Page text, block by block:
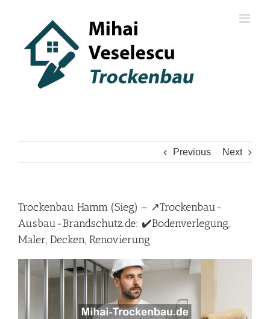
Previous Next
Trockenbau Hamm (Sieg) – ↗️Trockenbau-
Ausbau-Brandschutz.de: ✔️Bodenverlegung,
Maler, Decken, Renovierung